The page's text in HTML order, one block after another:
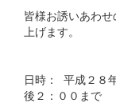
皆様お誘いあわ
上げます。
日時： 平成２８
後２：００まで